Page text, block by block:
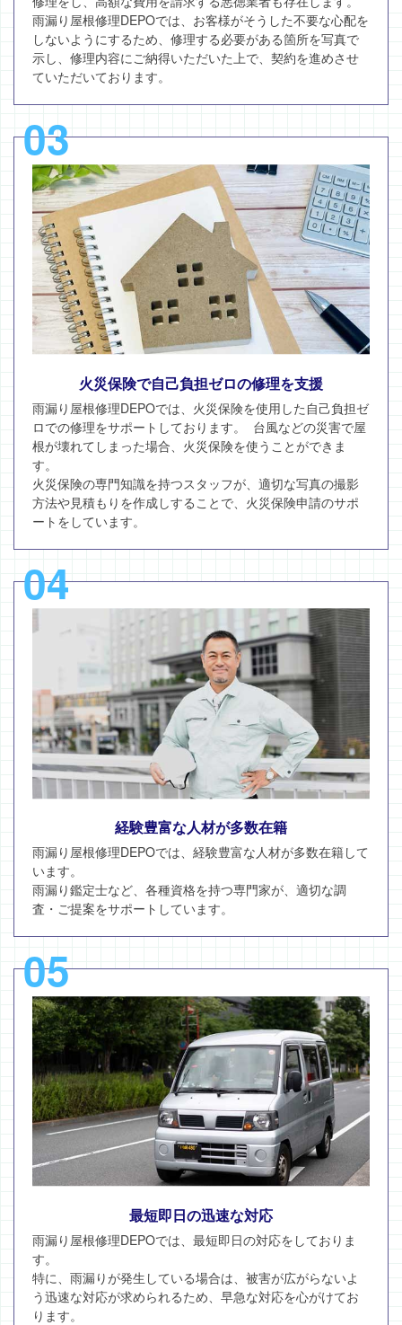
雨漏り屋根修理DEPOでは、お客様がそうした不要な心配を
しないようにするため、修理する必要がある箇所を写真で
示し、修理内容にご納得いただいた上で、契約を進めさせ
ていただいております。
03
火災保険で自己負担ゼロの修理を支援
雨漏り屋根修理DEPOでは、火災保険を使用した自己負担ゼ
ロでの修理をサポートしております。 台風などの災害で屋
根が壊れてしまった場合、火災保険を使うことができま
す。
火災保険の専門知識を持つスタッフが、適切な写真の撮影
方法や見積もりを作成しすることで、火災保険申請のサポ
ートをしています。
04
経験豊富な人材が多数在籍
雨漏り屋根修理DEPOでは、経験豊富な人材が多数在籍して
います。
雨漏り鑑定士など、各種資格を持つ専門家が、適切な調
査・ご提案をサポートしています。
05
最短即日の迅速な対応
雨漏り屋根修理DEPOでは、最短即日の対応をしておりま
す。
特に、雨漏りが発生している場合は、被害が広がらないよ
う迅速な対応が求められるため、早急な対応を心がけてお
ります。